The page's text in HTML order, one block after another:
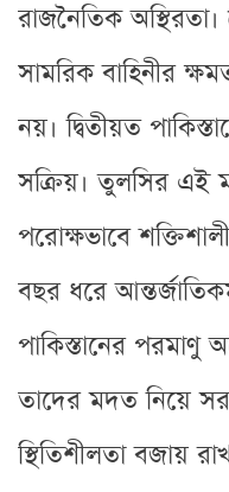
রাজনৈতিক
সামরিক বাহিনীর
নয়। দ্বিতীয়ত
সক্রিয়। তুলসির এই
পরোক্ষভাবে
বছর ধরে
পাকিস্তানের পরমাণু
তাদের মদত নিয়ে
স্থিতিশীলতা বজায়